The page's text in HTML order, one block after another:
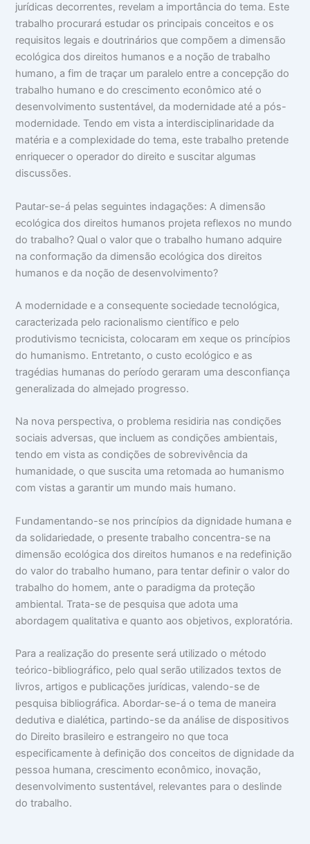
jurídicas decorrentes, revelam a importância do tema. Este
trabalho procurará estudar os principais conceitos e os
requisitos legais e doutrinários que compõem a dimensão
ecológica dos direitos humanos e a noção de trabalho
humano, a fim de traçar um paralelo entre a concepção do
trabalho humano e do crescimento econômico até o
desenvolvimento sustentável, da modernidade até a pós-
modernidade. Tendo em vista a interdisciplinaridade da
matéria e a complexidade do tema, este trabalho pretende
enriquecer o operador do direito e suscitar algumas
discussões.
Pautar-se-á pelas seguintes indagações: A dimensão
ecológica dos direitos humanos projeta reflexos no mundo
do trabalho? Qual o valor que o trabalho humano adquire
na conformação da dimensão ecológica dos direitos
humanos e da noção de desenvolvimento?
A modernidade e a consequente sociedade tecnológica,
caracterizada pelo racionalismo científico e pelo
produtivismo tecnicista, colocaram em xeque os princípios
do humanismo. Entretanto, o custo ecológico e as
tragédias humanas do período geraram uma desconfiança
generalizada do almejado progresso.
Na nova perspectiva, o problema residiria nas condições
sociais adversas, que incluem as condições ambientais,
tendo em vista as condições de sobrevivência da
humanidade, o que suscita uma retomada ao humanismo
com vistas a garantir um mundo mais humano.
Fundamentando-se nos princípios da dignidade humana e
da solidariedade, o presente trabalho concentra-se na
dimensão ecológica dos direitos humanos e na redefinição
do valor do trabalho humano, para tentar definir o valor do
trabalho do homem, ante o paradigma da proteção
ambiental. Trata-se de pesquisa que adota uma
abordagem qualitativa e quanto aos objetivos, exploratória.
Para a realização do presente será utilizado o método
teórico-bibliográfico, pelo qual serão utilizados textos de
livros, artigos e publicações jurídicas, valendo-se de
pesquisa bibliográfica. Abordar-se-á o tema de maneira
dedutiva e dialética, partindo-se da análise de dispositivos
do Direito brasileiro e estrangeiro no que toca
especificamente à definição dos conceitos de dignidade da
pessoa humana, crescimento econômico, inovação,
desenvolvimento sustentável, relevantes para o deslinde
do trabalho.